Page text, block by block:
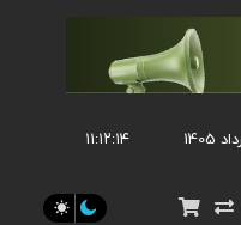
۱۱:۱۲:۱۵